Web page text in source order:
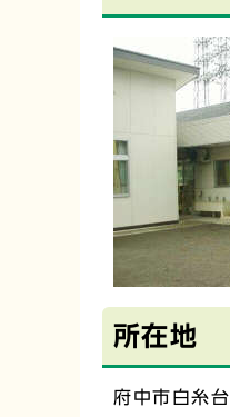
所在地
府中市白糸